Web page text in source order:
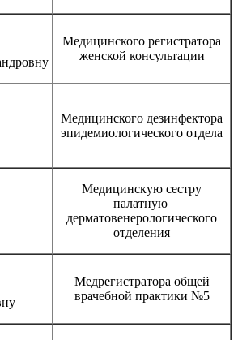
Медицинского регистратора
женской консультации
Медицинского дезинфектора
эпидемиологического отдела
Медицинскую сестру
палатную
дерматовенерологического
отделения
Медрегистратора общей
врачебной практики №5